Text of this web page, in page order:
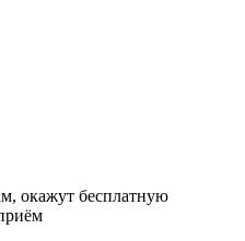
окажут бесплатную